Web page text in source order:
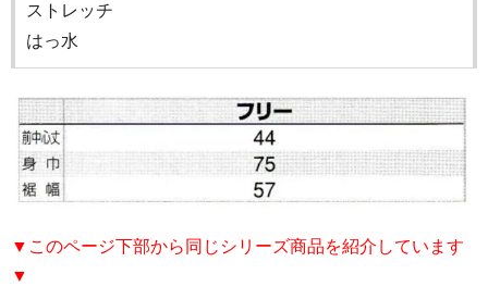
ストレッチ
はっ水
▼このページ下部から同じシリーズ商品を紹介しています
▼